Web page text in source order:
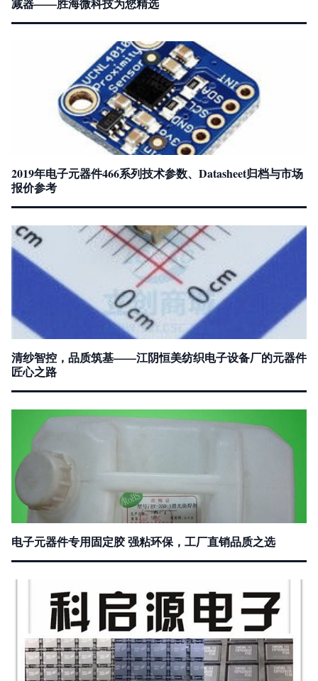
减器——胜海微科技为您精选
2019年电子元器件466系列技术参数、Datasheet归档与市场
报价参考
清纱智控，品质筑基——江阴恒美纺织电子设备厂的元器件
匠心之路
电子元器件专用固定胶 强粘环保，工厂直销品质之选